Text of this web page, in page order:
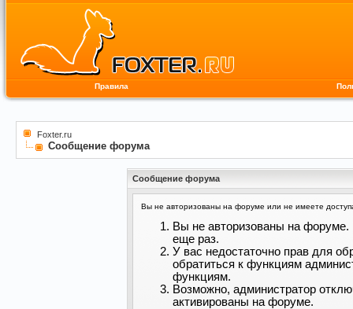
Правила
Foxter.ru
Сообщение форума
Сообщение форума
Вы не авторизованы на форуме или не имеете
Вы не авторизованы на форуме.
еще раз.
У вас недостаточно прав для
обратиться к функциям
функциям.
Возможно, администратор
активированы на форуме.